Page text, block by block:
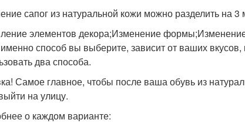
сапог из натуральной кожи можно разделить на 3
элементов декора;Изменение
способ вы выберите, зависит от ваших
два способа.
Самое главное, чтобы после ваша обувь из
на улицу.
о каждом варианте: